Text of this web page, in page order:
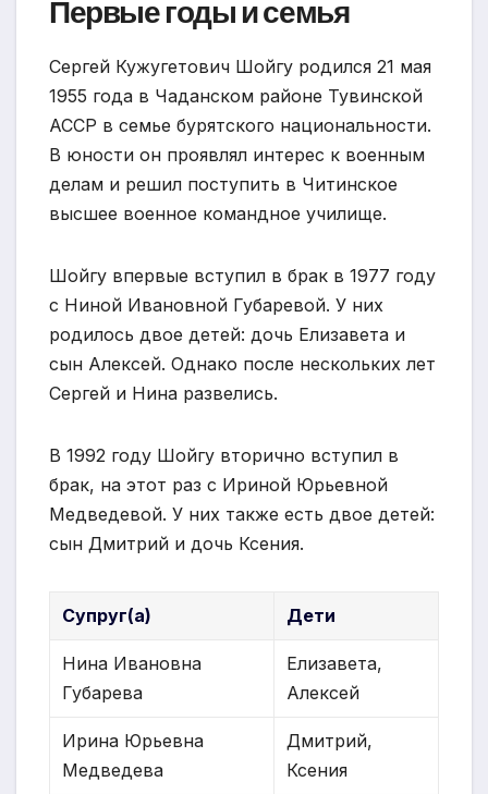
Первые годы и семья
Сергей Кужугетович Шойгу родился 21 мая
1955 года в Чаданском районе Тувинской
АССР в семье бурятского национальности.
В юности он проявлял интерес к военным
делам и решил поступить в Читинское
высшее военное командное училище.
Шойгу впервые вступил в брак в 1977 году
с Ниной Ивановной Губаревой. У них
родилось двое детей: дочь Елизавета и
сын Алексей. Однако после нескольких лет
Сергей и Нина развелись.
В 1992 году Шойгу вторично вступил в
брак, на этот раз с Ириной Юрьевной
Медведевой. У них также есть двое детей:
сын Дмитрий и дочь Ксения.
Супруг(а) Дети
Нина Ивановна
Губарева
Елизавета,
Алексей
Ирина Юрьевна
Медведева
Дмитрий,
Ксения